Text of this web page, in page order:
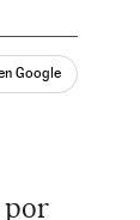
Google
por